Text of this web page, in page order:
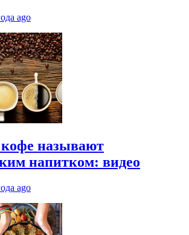
ago
называют
напитком: видео
ago